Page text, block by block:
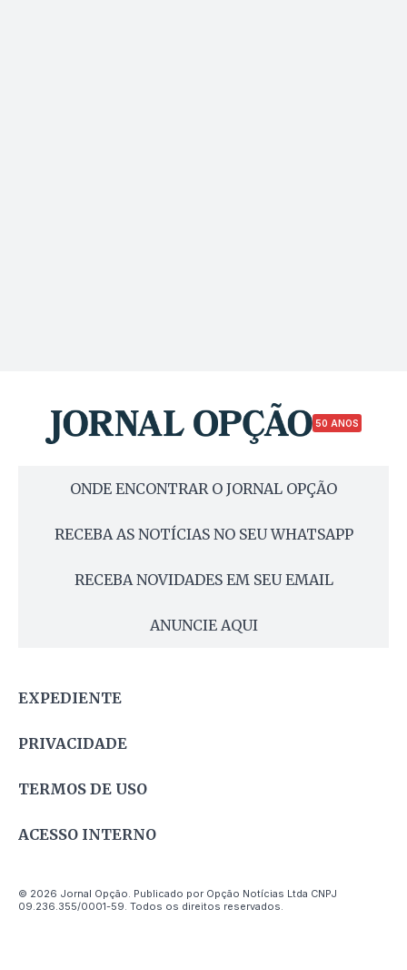
50 ANOS
ONDE ENCONTRAR O JORNAL OPÇÃO
RECEBA AS NOTÍCIAS NO SEU WHATSAPP
RECEBA NOVIDADES EM SEU EMAIL
ANUNCIE AQUI
EXPEDIENTE
PRIVACIDADE
TERMOS DE USO
ACESSO INTERNO
© 2026 Jornal Opção. Publicado por Opção Notícias Ltda CNPJ
09.236.355/0001-59. Todos os direitos reservados.